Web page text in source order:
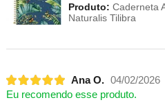
Produto: Caderneta
Naturalis Tilibra
Ana O. 04/02/2026
Eu recomendo esse produto.